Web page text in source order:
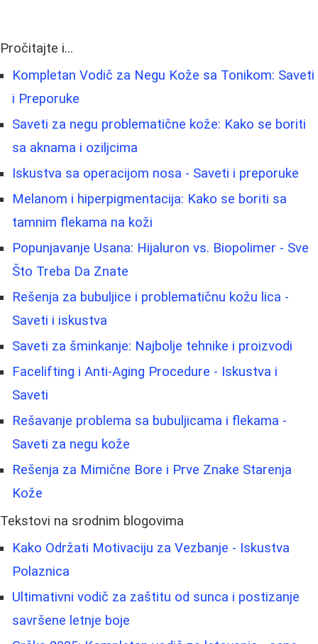
Pročitajte i...
Kompletan Vodič za Negu Kože sa Tonikom: Saveti
i Preporuke
Saveti za negu problematične kože: Kako se boriti
sa aknama i oziljcima
Iskustva sa operacijom nosa - Saveti i preporuke
Melanom i hiperpigmentacija: Kako se boriti sa
tamnim flekama na koži
Popunjavanje Usana: Hijaluron vs. Biopolimer - Sve
Što Treba Da Znate
Rešenja za bubuljice i problematičnu kožu lica -
Saveti i iskustva
Saveti za šminkanje: Najbolje tehnike i proizvodi
Facelifting i Anti-Aging Procedure - Iskustva i
Saveti
Rešavanje problema sa bubuljicama i flekama -
Saveti za negu kože
Rešenja za Mimične Bore i Prve Znake Starenja
Kože
Tekstovi na srodnim blogovima
Kako Održati Motivaciju za Vezbanje - Iskustva
Polaznica
Ultimativni vodič za zaštitu od sunca i postizanje
savršene letnje boje